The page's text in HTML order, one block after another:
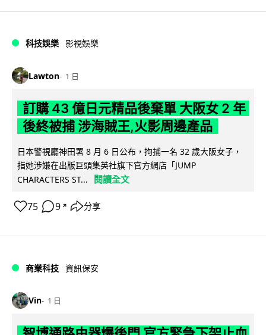
科技娛樂 影視娛樂
Lawton 1 日
訂購 43 億日元精品後棄單 大阪女 2 年
後終被捕 涉海賊王,火影周邊產品
日本警視廳神田署 8 月 6 日公布，拘捕一名 32 歲大阪女子，
指她涉嫌在出版巨頭集英社旗下官方網店「JUMP
CHARACTERS ST...
閱讀全文
75 9 ↗ 分享
商業科技 資訊保安
Vin 1 日